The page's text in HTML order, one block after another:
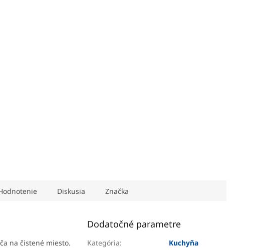
Diskusia Značka
na čistené miesto.
Dodatočné parametre
Kategória:
Kuchyňa